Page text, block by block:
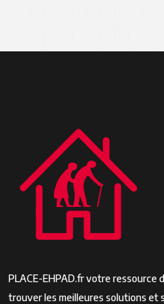
PLACE-EHPAD.fr votre ressource
trouver les meilleures solutions et